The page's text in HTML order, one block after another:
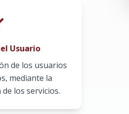
Usuario
de los usuarios
mediante la
los servicios.